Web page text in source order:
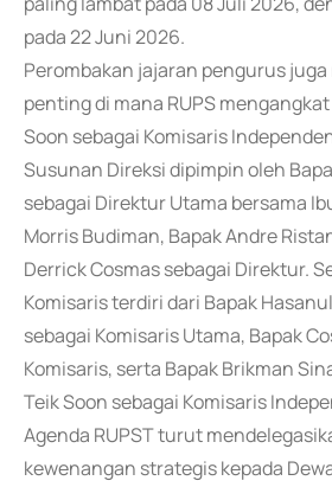
pada 22 Juni 2026.
Perombakan jajaran pengurus
penting di mana RUPS mengangkat
Soon sebagai Komisaris
Susunan Direksi dipimpin oleh
sebagai Direktur Utama bersama
Morris Budiman, Bapak Andre
Derrick Cosmas sebagai Direktur.
Komisaris terdiri dari Bapak
sebagai Komisaris Utama, Bapak
Komisaris, serta Bapak Brikman
Teik Soon sebagai Komisaris
Agenda RUPST turut
kewenangan strategis kepada